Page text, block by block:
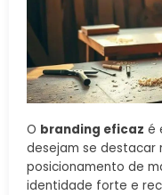
O branding eficaz é
desejam se destacar
posicionamento de
identidade forte e